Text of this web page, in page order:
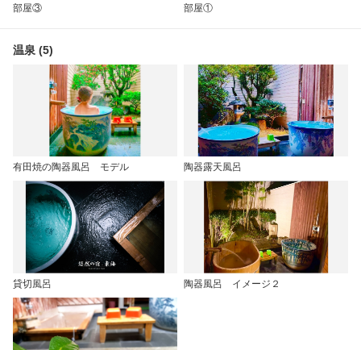
部屋③ 部屋①
温泉 (5)
有田焼の陶器風呂 モデル 陶器露天風呂
貸切風呂 陶器風呂 イメージ２